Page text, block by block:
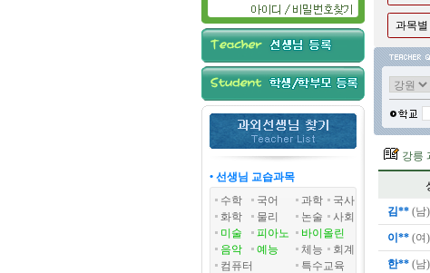
• 선생님 교습과목
수학
국어 과학
국사
화학
물리 논술
사회
미술
피아노
바이올린
음악
예능 체능
회계
컴퓨터
특수교육
과목별
강릉
김** (남)
이** (여)
한** (남)